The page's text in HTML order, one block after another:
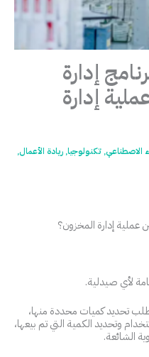
إدارة
إدارة
الاصطناعي, تكنولوجيا, ريادة الأعمال,
عملية إدارة المخزون؟
لأي صيدلية.
تحديد كميات محددة منها،
وتحديد الكمية التي تم بيعها،
الشائعة.